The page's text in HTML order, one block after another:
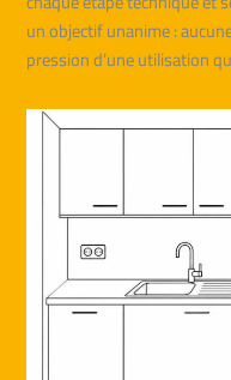
un objectif unanime :
pression d’une utilisation